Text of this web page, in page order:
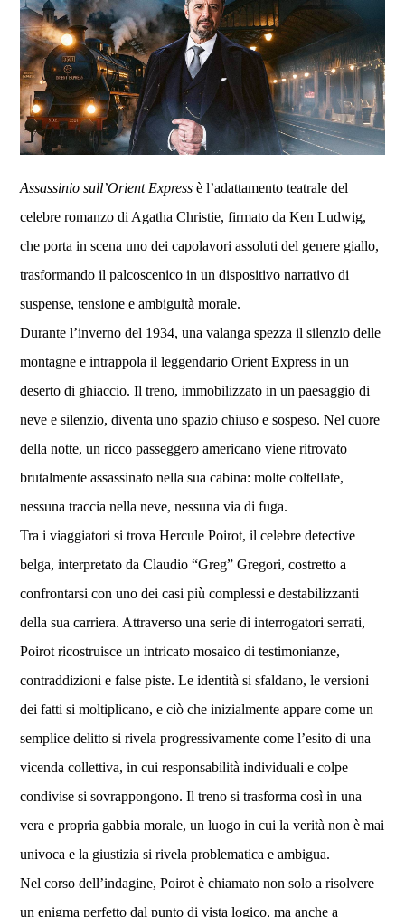
Assassinio sull’Orient Express è l’adattamento teatrale del
celebre romanzo di Agatha Christie, firmato da Ken Ludwig,
che porta in scena uno dei capolavori assoluti del genere giallo,
trasformando il palcoscenico in un dispositivo narrativo di
suspense, tensione e ambiguità morale.
Durante l’inverno del 1934, una valanga spezza il silenzio delle
montagne e intrappola il leggendario Orient Express in un
deserto di ghiaccio. Il treno, immobilizzato in un paesaggio di
neve e silenzio, diventa uno spazio chiuso e sospeso. Nel cuore
della notte, un ricco passeggero americano viene ritrovato
brutalmente assassinato nella sua cabina: molte coltellate,
nessuna traccia nella neve, nessuna via di fuga.
Tra i viaggiatori si trova Hercule Poirot, il celebre detective
belga, interpretato da Claudio “Greg” Gregori, costretto a
confrontarsi con uno dei casi più complessi e destabilizzanti
della sua carriera. Attraverso una serie di interrogatori serrati,
Poirot ricostruisce un intricato mosaico di testimonianze,
contraddizioni e false piste. Le identità si sfaldano, le versioni
dei fatti si moltiplicano, e ciò che inizialmente appare come un
semplice delitto si rivela progressivamente come l’esito di una
vicenda collettiva, in cui responsabilità individuali e colpe
condivise si sovrappongono. Il treno si trasforma così in una
vera e propria gabbia morale, un luogo in cui la verità non è mai
univoca e la giustizia si rivela problematica e ambigua.
Nel corso dell’indagine, Poirot è chiamato non solo a risolvere
un enigma perfetto dal punto di vista logico, ma anche a